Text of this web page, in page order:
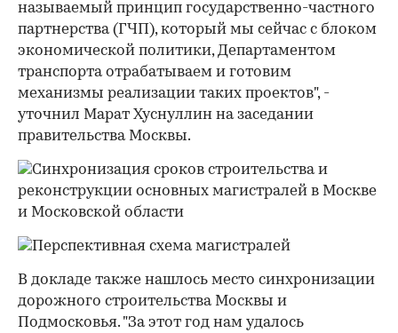
называемый принцип государственно-частного
партнерства (ГЧП), который мы сейчас с блоком
экономической политики, Департаментом
транспорта отрабатываем и готовим
механизмы реализации таких проектов", -
уточнил Марат Хуснуллин на заседании
правительства Москвы.
В докладе также нашлось место синхронизации
дорожного строительства Москвы и
Подмосковья. "За этот год нам удалось